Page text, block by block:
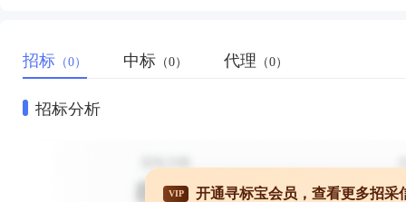
招标 （0） 中标 （0） 代理 （0）
招标分析
VIP 开通寻标宝会员，查看更多招采